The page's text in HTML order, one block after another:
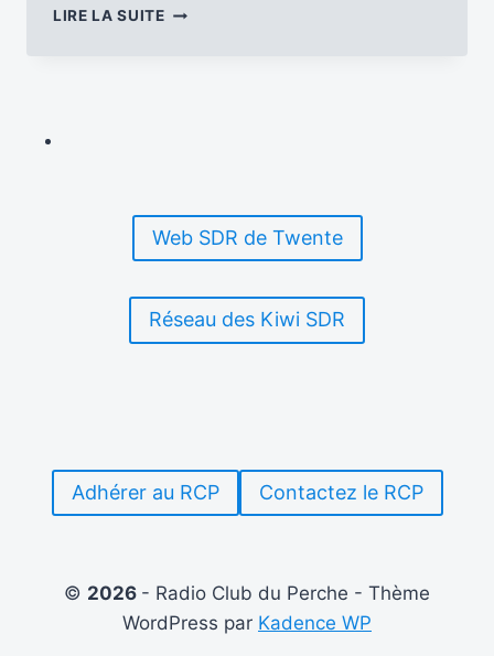
LIRE LA SUITEPANDÉMIE
MOBILISENT
Web SDR de Twente
Réseau des Kiwi SDR
Adhérer au RCP Contactez le RCP
© 2026 - Radio Club du Perche - Thème
WordPress par Kadence WP